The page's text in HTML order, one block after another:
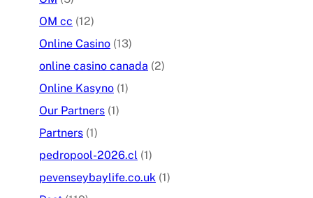
OM cc (12)
Online Casino (13)
online casino canada (2)
Online Kasyno (1)
Our Partners (1)
Partners (1)
pedropool-2026.cl (1)
pevenseybaylife.co.uk (1)